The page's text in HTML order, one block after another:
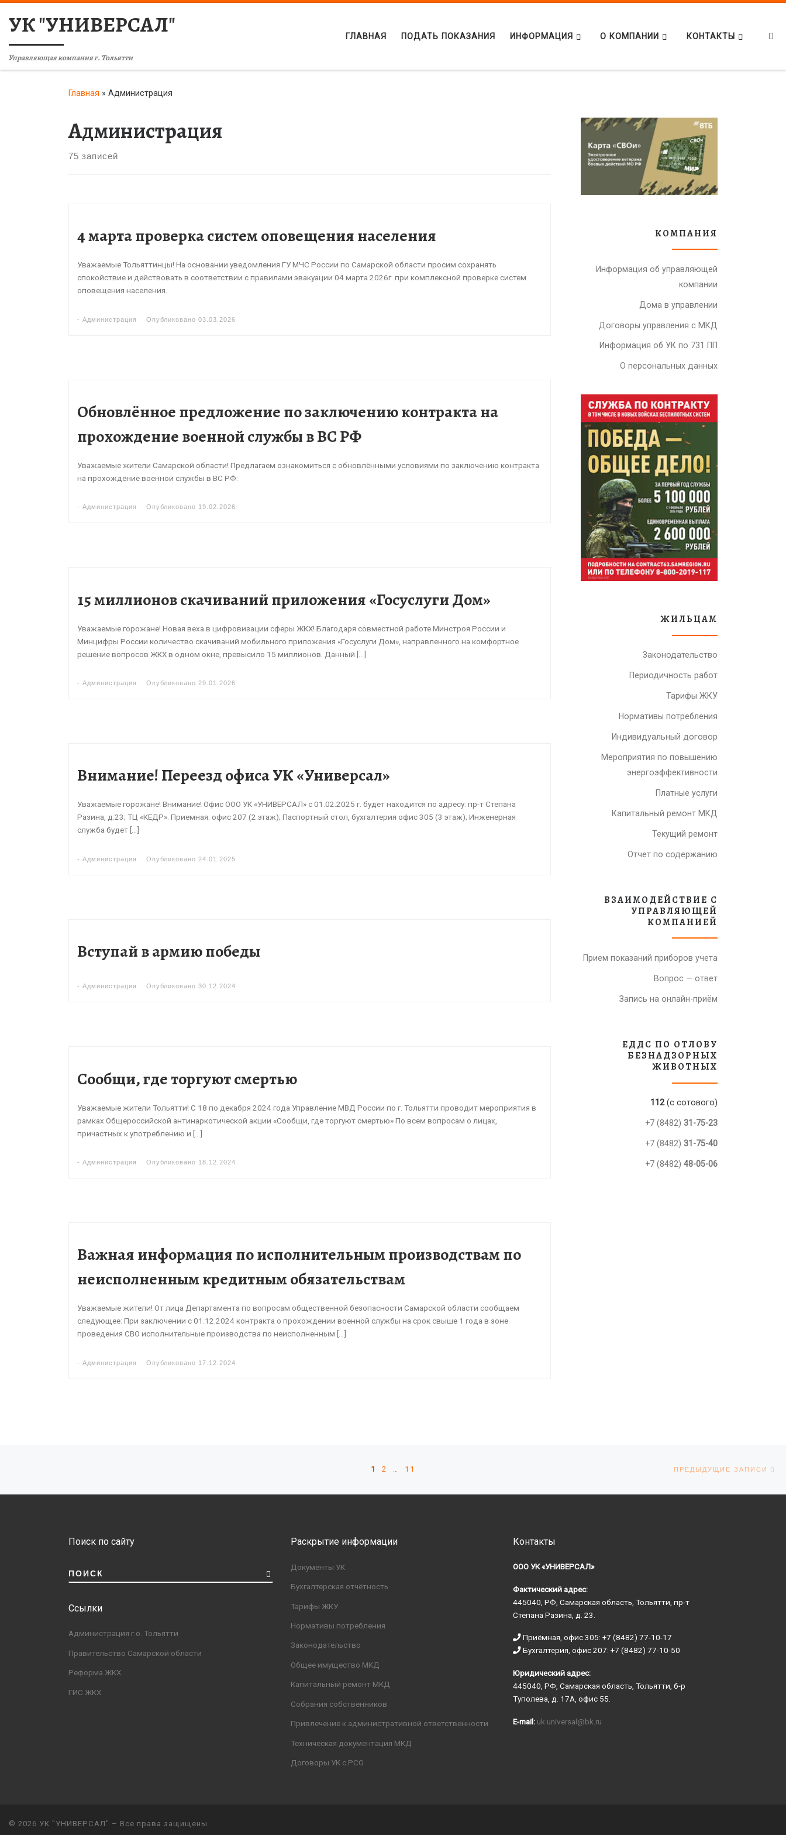
УК "УНИВЕРСАЛ"
Управляющая компания г. Тольятти
ГЛАВНАЯ ПОДАТЬ ПОКАЗАНИЯ ИНФОРМАЦИЯ О КОМПАНИИ КОНТАКТЫ
Главная » Администрация
Администрация
75 записей
4 марта проверка систем оповещения населения
Уважаемые Тольяттинцы! На основании уведомления ГУ МЧС России по Самарской области просим сохранять
спокойствие и действовать в соответствии с правилами эвакуации 04 марта 2026г. при комплексной проверке систем
оповещения населения.
- Администрация Опубликовано 03.03.2026
Обновлённое предложение по заключению контракта на
прохождение военной службы в ВС РФ
Уважаемые жители Самарской области! Предлагаем ознакомиться с обновлёнными условиями по заключению контракта
на прохождение военной службы в ВС РФ:
- Администрация Опубликовано 19.02.2026
15 миллионов скачиваний приложения «Госуслуги Дом»
Уважаемые горожане! Новая веха в цифровизации сферы ЖКХ! Благодаря совместной работе Минстроя России и
Минцифры России количество скачиваний мобильного приложения «Госуслуги Дом», направленного на комфортное
решение вопросов ЖКХ в одном окне, превысило 15 миллионов. Данный […]
- Администрация Опубликовано 29.01.2026
Внимание! Переезд офиса УК «Универсал»
Уважаемые горожане! Внимание! Офис ООО УК «УНИВЕРСАЛ» с 01.02.2025 г. будет находится по адресу: пр-т Степана
Разина, д.23; ТЦ «КЕДР». Приемная: офис 207 (2 этаж); Паспортный стол, бухгалтерия офис 305 (3 этаж); Инженерная
служба будет […]
- Администрация Опубликовано 24.01.2025
Вступай в армию победы
- Администрация Опубликовано 30.12.2024
Сообщи, где торгуют смертью
Уважаемые жители Тольятти! С 18 по декабря 2024 года Управление МВД России по г. Тольятти проводит мероприятия в
рамках Общероссийской антинаркотической акции «Сообщи, где торгуют смертью» По всем вопросам о лицах,
причастных к употреблению и […]
- Администрация Опубликовано 18.12.2024
Важная информация по исполнительным производствам по
неисполненным кредитным обязательствам
Уважаемые жители! От лица Департамента по вопросам общественной безопасности Самарской области сообщаем
следующее: При заключении с 01.12.2024 контракта о прохождении военной службы на срок свыше 1 года в зоне
проведения СВО исполнительные производства по неисполненным […]
- Администрация Опубликовано 17.12.2024
КОМПАНИЯ
Информация об управляющей
компании
Дома в управлении
Договоры управления с МКД
Информация об УК по 731 ПП
О персональных данных
ЖИЛЬЦАМ
Законодательство
Периодичность работ
Тарифы ЖКУ
Нормативы потребления
Индивидуальный договор
Мероприятия по повышению
энергоэффективности
Платные услуги
Капитальный ремонт МКД
Текущий ремонт
Отчет по содержанию
ВЗАИМОДЕЙСТВИЕ С
УПРАВЛЯЮЩЕЙ
КОМПАНИЕЙ
Прием показаний приборов учета
Вопрос — ответ
Запись на онлайн-приём
ЕДДС ПО ОТЛОВУ
БЕЗНАДЗОРНЫХ
ЖИВОТНЫХ
112(с сотового)
+7 (8482) 31-75-23
+7 (8482) 31-75-40
+7 (8482) 48-05-06
1 2 11 ПРЕДЫДУЩИЕ ЗАПИСИ
Поиск по сайту
ПОИСК
Ссылки
Администрация г.о. Тольятти
Правительство Самарской области
Реформа ЖКХ
ГИС ЖКХ
Раскрытие информации
Документы УК
Бухгалтерская отчётность
Тарифы ЖКУ
Нормативы потребления
Законодательство
Общее имущество МКД
Капитальный ремонт МКД
Собрания собственников
Привлечение к административной ответственности
Техническая документация МКД
Договоры УК с РСО
Контакты
ООО УК «УНИВЕРСАЛ»
Фактический адрес:
445040, РФ, Самарская область, Тольятти, пр-т
Степана Разина, д. 23.
Приёмная, офис 305: +7 (8482) 77-10-17
Бухгалтерия, офис 207: +7 (8482) 77-10-50
Юридический адрес:
445040, РФ, Самарская область, Тольятти, б-р
Туполева, д. 17А, офис 55.
E-mail: uk.universal@bk.ru
© 2026 УК "УНИВЕРСАЛ" – Все права защищены